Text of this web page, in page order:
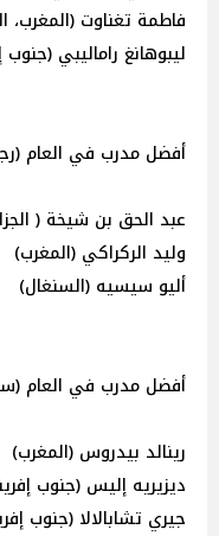
فاطمة تغناوت
ليبوهانغ راماليبي
أفضل مدرب في العام
عبد الحق بن شيخة (
وليد الركراكي (المغرب)
أليو سيسيه (السنغال)
أفضل مدرب في العام
رينالد بيدروس (المغرب)
ديزيريه إليس (جنوب
جيري تشابالالا (جنوب